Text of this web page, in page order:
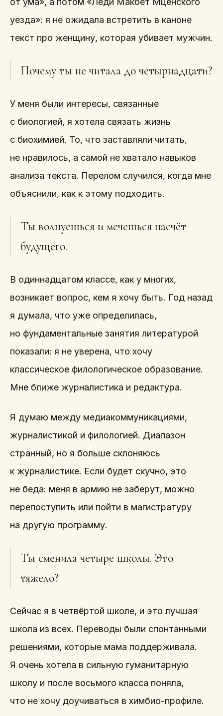
уезда»: я не ожидала встретить в каноне
текст про женщину, которая убивает мужчин.
Почему ты не читала до четырнадцати?
У меня были интересы, связанные
с биологией, я хотела связать жизнь
с биохимией. То, что заставляли читать,
не нравилось, а самой не хватало навыков
анализа текста. Перелом случился, когда мне
объяснили, как к этому подходить.
Ты волнуешься и мечешься насчёт
будущего.
В одиннадцатом классе, как у многих,
возникает вопрос, кем я хочу быть. Год назад
я думала, что уже определилась,
но фундаментальные занятия литературой
показали: я не уверена, что хочу
классическое филологическое образование.
Мне ближе журналистика и редактура.
Я думаю между медиакоммуникациями,
журналистикой и филологией. Диапазон
странный, но я больше склоняюсь
к журналистике. Если будет скучно, это
не беда: меня в армию не заберут, можно
перепоступить или пойти в магистратуру
на другую программу.
Ты сменила четыре школы. Это
тяжело?
Сейчас я в четвёртой школе, и это лучшая
школа из всех. Переводы были спонтанными
решениями, которые мама поддерживала.
Я очень хотела в сильную гуманитарную
школу и после восьмого класса поняла,
что не хочу доучиваться в химбио-профиле.